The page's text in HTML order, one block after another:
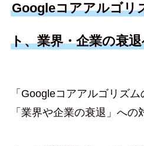
Googleコアアルゴリ
ト、業界・企業の衰
「Googleコアアルゴリズ
「業界や企業の衰退」への